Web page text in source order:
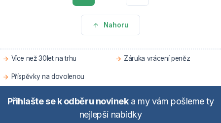
Nahoru
Více než 30let na trhu Záruka vrácení peněz
Příspěvky na dovolenou
Přihlašte se k odběru novineka my vám pošleme ty
nejlepší nabídky